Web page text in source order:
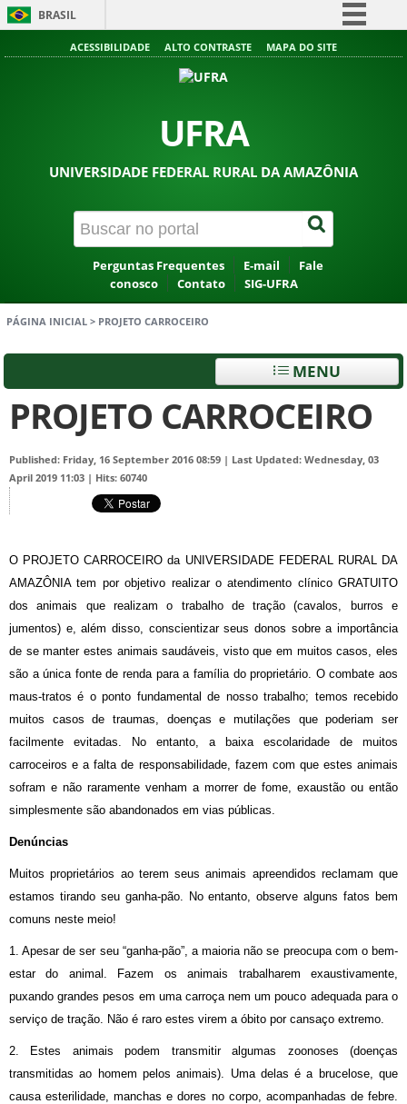
BRASIL
Simplifique!
Acesso à informação
ACESSIBILIDADE ALTO CONTRASTE MAPA DO SITE
UFRA
UNIVERSIDADE FEDERAL RURAL DA AMAZÔNIA
Perguntas Frequentes E-mail
Fale
conosco
Contato SIG-UFRA
PÁGINA INICIAL > PROJETO CARROCEIRO
MENU
PROJETO CARROCEIRO
Published: Friday, 16 September 2016 08:59 | Last Updated: Wednesday, 03
April 2019 11:03 | Hits: 60740
O PROJETO CARROCEIRO da UNIVERSIDADE FEDERAL RURAL DA
AMAZÔNIA tem por objetivo realizar o atendimento clínico GRATUITO
dos animais que realizam o trabalho de tração (cavalos, burros e
jumentos) e, além disso, conscientizar seus donos sobre a importância
de se manter estes animais saudáveis, visto que em muitos casos, eles
são a única fonte de renda para a família do proprietário. O combate aos
maus-tratos é o ponto fundamental de nosso trabalho; temos recebido
muitos casos de traumas, doenças e mutilações que poderiam ser
facilmente evitadas. No entanto, a baixa escolaridade de muitos
carroceiros e a falta de responsabilidade, fazem com que estes animais
sofram e não raramente venham a morrer de fome, exaustão ou então
simplesmente são abandonados em vias públicas.
Denúncias
Muitos proprietários ao terem seus animais apreendidos reclamam que
estamos tirando seu ganha-pão. No entanto, observe alguns fatos bem
comuns neste meio!
1. Apesar de ser seu “ganha-pão”, a maioria não se preocupa com o bem-
estar do animal. Fazem os animais trabalharem exaustivamente,
puxando grandes pesos em uma carroça nem um pouco adequada para o
serviço de tração. Não é raro estes virem a óbito por cansaço extremo.
2.
Estes animais podem transmitir algumas zoonoses (doenças
transmitidas ao homem pelos animais). Uma delas é a brucelose, que
causa esterilidade, manchas e dores no corpo, acompanhadas de febre.